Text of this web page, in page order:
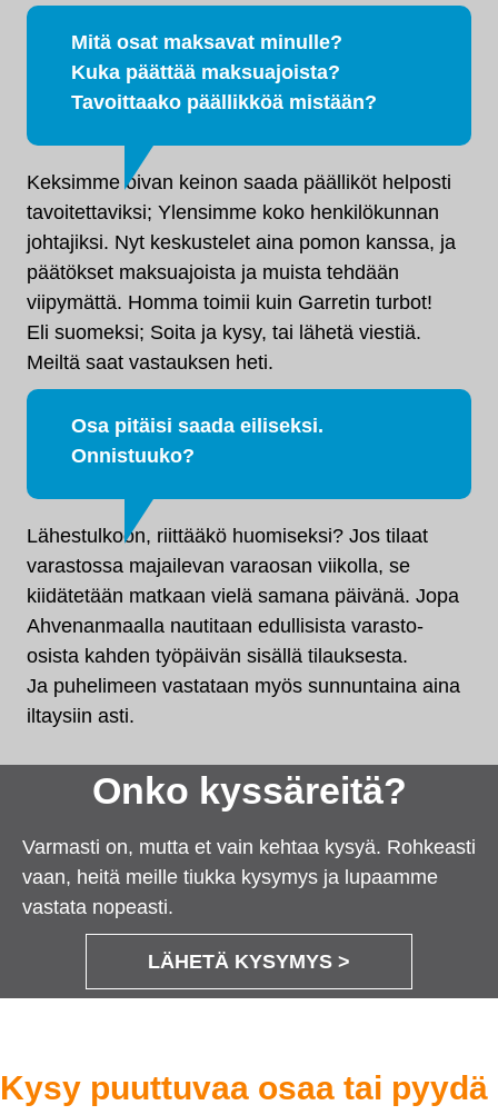
Mitä osat maksavat minulle?
Kuka päättää maksuajoista?
Tavoittaako päällikköä mistään?
Keksimme oivan keinon saada päälliköt helposti
tavoitettaviksi; Ylensimme koko henkilökunnan
johtajiksi. Nyt keskustelet aina pomon kanssa, ja
päätökset maksuajoista ja muista tehdään
viipymättä. Homma toimii kuin Garretin turbot!
Eli suomeksi; Soita ja kysy, tai lähetä viestiä.
Meiltä saat vastauksen heti.
Osa pitäisi saada eiliseksi.
Onnistuuko?
Lähestulkoon, riittääkö huomiseksi? Jos tilaat
varastossa majailevan varaosan viikolla, se
kiidätetään matkaan vielä samana päivänä. Jopa
Ahvenanmaalla nautitaan edullisista varasto-
osista kahden työpäivän sisällä tilauksesta.
Ja puhelimeen vastataan myös sunnuntaina aina
iltaysiin asti.
Onko kyssäreitä?
Varmasti on, mutta et vain kehtaa kysyä. Rohkeasti
vaan, heitä meille tiukka kysymys ja lupaamme
vastata nopeasti.
LÄHETÄ KYSYMYS >
Kysy puuttuvaa osaa tai pyydä